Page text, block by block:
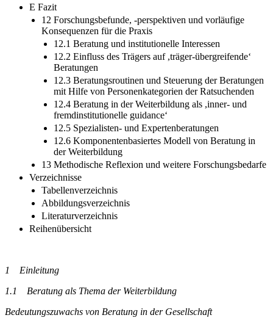
E Fazit
12 Forschungsbefunde, -perspektiven und vorläufige
Konsequenzen für die Praxis
12.1 Beratung und institutionelle Interessen
12.2 Einfluss des Trägers auf ,träger-übergreifende‘
Beratungen
12.3 Beratungsroutinen und Steuerung der Beratungen
mit Hilfe von Personenkategorien der Ratsuchenden
12.4 Beratung in der Weiterbildung als ,inner- und
fremdinstitutionelle guidance‘
12.5 Spezialisten- und Expertenberatungen
12.6 Komponentenbasiertes Modell von Beratung in
der Weiterbildung
13 Methodische Reflexion und weitere Forschungsbedarfe
Verzeichnisse
Tabellenverzeichnis
Abbildungsverzeichnis
Literaturverzeichnis
Reihenübersicht
1
Einleitung
1.1
Beratung als Thema der Weiterbildung
Bedeutungszuwachs von Beratung in der Gesellschaft